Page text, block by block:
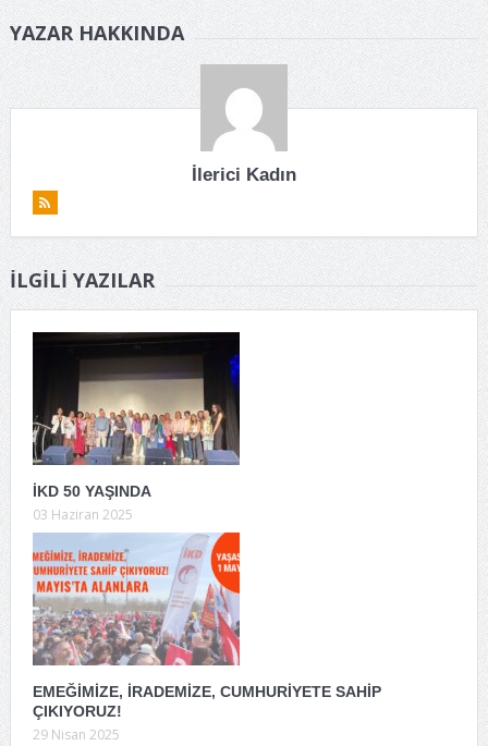
YAZAR HAKKINDA
İlerici Kadın
İLGILI YAZILAR
İKD 50 YAŞINDA
03 Haziran 2025
EMEĞİMİZE, İRADEMİZE, CUMHURİYETE SAHİP
ÇIKIYORUZ!
29 Nisan 2025